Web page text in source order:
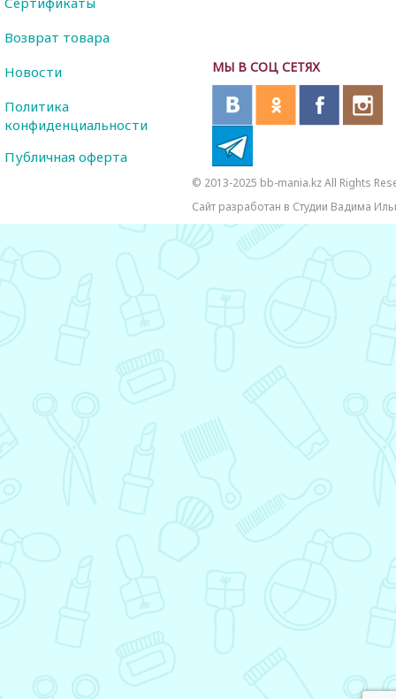
МЫ В СОЦ СЕТЯХ
Возврат товара
Новости
Политика
конфиденциальности
Публичная оферта
© 2013-2025 bb-mania.kz All Rights
Сайт разработан в Студии Вадима